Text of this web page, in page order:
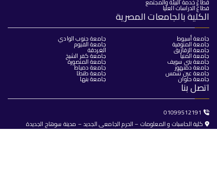
قطاع الدراسات العليا
الكلية بالجامعات المصرية
جامعة أسيوط
جامعة المنوفية
جامعة الزقازيق
جامعة المنيا
جامعة بني سويف
جامعة دمنهور
جامعة عين شمس
جامعة حلوان
جامعة جنوب الوادي
جامعة الفيوم
الغردقة
جامعة كفر الشيخ
جامعة المنصورة
جامعة دمياط
جامعة طنطا
جامعة بنها
اتصل بنا
01099512191
كلية الحاسبات و المعلومات – الحرم الجامعى الجديد – مدينة سوهاج الجديدة